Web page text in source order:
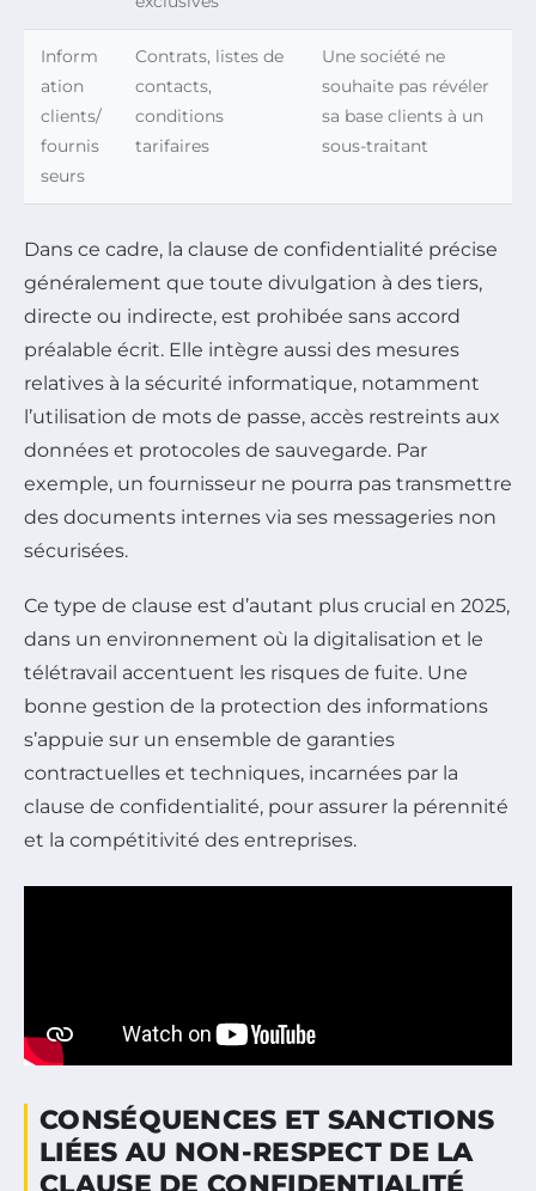
Inform
ation
clients/
fournis
seurs
Contrats, listes de
contacts,
conditions
tarifaires
Une société ne
souhaite pas révéler
sa base clients à un
sous-traitant
Dans ce cadre, la clause de confidentialité précise
généralement que toute divulgation à des tiers,
directe ou indirecte, est prohibée sans accord
préalable écrit. Elle intègre aussi des mesures
relatives à la sécurité informatique, notamment
l’utilisation de mots de passe, accès restreints aux
données et protocoles de sauvegarde. Par
exemple, un fournisseur ne pourra pas transmettre
des documents internes via ses messageries non
sécurisées.
Ce type de clause est d’autant plus crucial en 2025,
dans un environnement où la digitalisation et le
télétravail accentuent les risques de fuite. Une
bonne gestion de la protection des informations
s’appuie sur un ensemble de garanties
contractuelles et techniques, incarnées par la
clause de confidentialité, pour assurer la pérennité
et la compétitivité des entreprises.
CONSÉQUENCES ET SANCTIONS
LIÉES AU NON-RESPECT DE LA
CLAUSE DE CONFIDENTIALITÉ